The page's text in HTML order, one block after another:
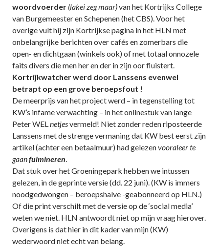
woordvoerder (lakei zeg maar)van het Kortrijks College
van Burgemeester en Schepenen (het CBS). Voor het
overige vult hij zijn Kortrijkse pagina in het HLN met
onbelangrijke berichten over cafés en zomerbars die
open- en dichtgaan (winkels ook) of met totaal onnozele
faits divers die men her en der in zijn oor fluistert.
Kortrijkwatcher werd door Lanssens evenwel
betrapt op een grove beroepsfout !
De meerprijs van het project werd – in tegenstelling tot
KW’s infame verwachting – in het onlinestuk van lange
Peter WELnetjesvermeld! Niet zonder reden riposteerde
Lanssens met de strenge vermaning dat KW best eerst zijn
artikel (achter een betaalmuur) had gelezenvooraleer te
gaanfulmineren.
Dat stuk over het Groeningepark hebben we intussen
gelezen, in de geprinte versie (dd. 22 juni). (KW is immers
noodgedwongen – beroepshalve -geabonneerd op HLN.)
Of die print verschilt met de versie op de ‘social media’
weten we niet. HLN antwoordt niet op mijn vraag hierover.
Overigens is dat hier in dit kader van mijn (KW)
wederwoord niet echt van belang.